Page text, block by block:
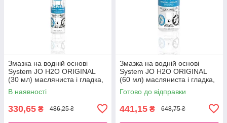
Змазка на водній основі
System JO H2O ORIGINAL
(30 мл) масляниста і гладка,
рослинний гліцерин
777Store.com.ua
В наявності
330,65 ₴ 486,25 ₴
Змазка на водній основі
System JO H2O ORIGINAL
(60 мл) масляниста і гладка,
рослинний гліцерин
777Store.com.ua
Готово до відправки
441,15 ₴ 648,75 ₴